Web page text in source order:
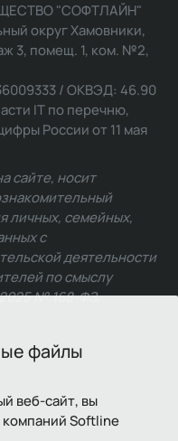
файлы
веб-сайт, вы
компаний Softline
"СОФТЛАЙН"
округ Хамовники,
3, помещ. 1, ком. №2,
/ ОКВЭД: 46.90
IT по перечню,
России от 11 мая
сайте, носит
личных, семейных,
с
деятельности
по смыслу
№ 168-ФЗ.